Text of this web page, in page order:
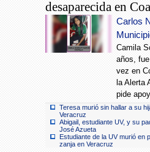
desaparecida en
Carlos
Camila
años,
vez en
la Alerta
pide
Teresa murió sin hallar a su
Veracruz
Abigail, estudiante UV, y su
José Azueta
Estudiante de la UV murió en
zanja en Veracruz